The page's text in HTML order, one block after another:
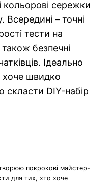
кольорові сережки
Всередині – точні
тести на
також безпечні
Ідеально
хоче швидко
скласти DIY-набір
покрокові майстер-
для тих, хто хоче